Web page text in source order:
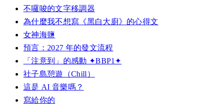
不囉唆的文字移調器
為什麼我不想寫《黑白大廚》的心得文
女神海鹽
預言：2027 年的發文流程
「注意到」的感動 ✦BBP1✦
社子島憩遊（Chill）
這是 AI 音樂嗎？
寫給你的